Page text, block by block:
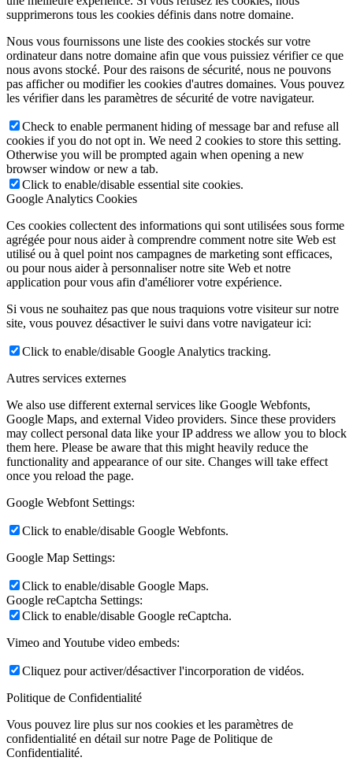
supprimerons tous les cookies définis dans notre domaine.
Nous vous fournissons une liste des cookies stockés sur votre
ordinateur dans notre domaine afin que vous puissiez vérifier ce que
nous avons stocké. Pour des raisons de sécurité, nous ne pouvons
pas afficher ou modifier les cookies d'autres domaines. Vous pouvez
les vérifier dans les paramètres de sécurité de votre navigateur.
Check to enable permanent hiding of message bar and refuse all
cookies if you do not opt in. We need 2 cookies to store this setting.
Otherwise you will be prompted again when opening a new
browser window or new a tab.
Click to enable/disable essential site cookies.
Google Analytics Cookies
Ces cookies collectent des informations qui sont utilisées sous forme
agrégée pour nous aider à comprendre comment notre site Web est
utilisé ou à quel point nos campagnes de marketing sont efficaces,
ou pour nous aider à personnaliser notre site Web et notre
application pour vous afin d'améliorer votre expérience.
Si vous ne souhaitez pas que nous traquions votre visiteur sur notre
site, vous pouvez désactiver le suivi dans votre navigateur ici:
Click to enable/disable Google Analytics tracking.
Autres services externes
We also use different external services like Google Webfonts,
Google Maps, and external Video providers. Since these providers
may collect personal data like your IP address we allow you to block
them here. Please be aware that this might heavily reduce the
functionality and appearance of our site. Changes will take effect
once you reload the page.
Google Webfont Settings:
Click to enable/disable Google Webfonts.
Google Map Settings:
Click to enable/disable Google Maps.
Google reCaptcha Settings:
Click to enable/disable Google reCaptcha.
Vimeo and Youtube video embeds:
Cliquez pour activer/désactiver l'incorporation de vidéos.
Politique de Confidentialité
Vous pouvez lire plus sur nos cookies et les paramètres de
confidentialité en détail sur notre Page de Politique de
Confidentialité.